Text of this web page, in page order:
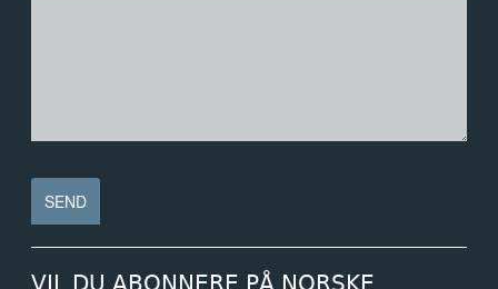
VIL DU ABONNERE PÅ NORSKE